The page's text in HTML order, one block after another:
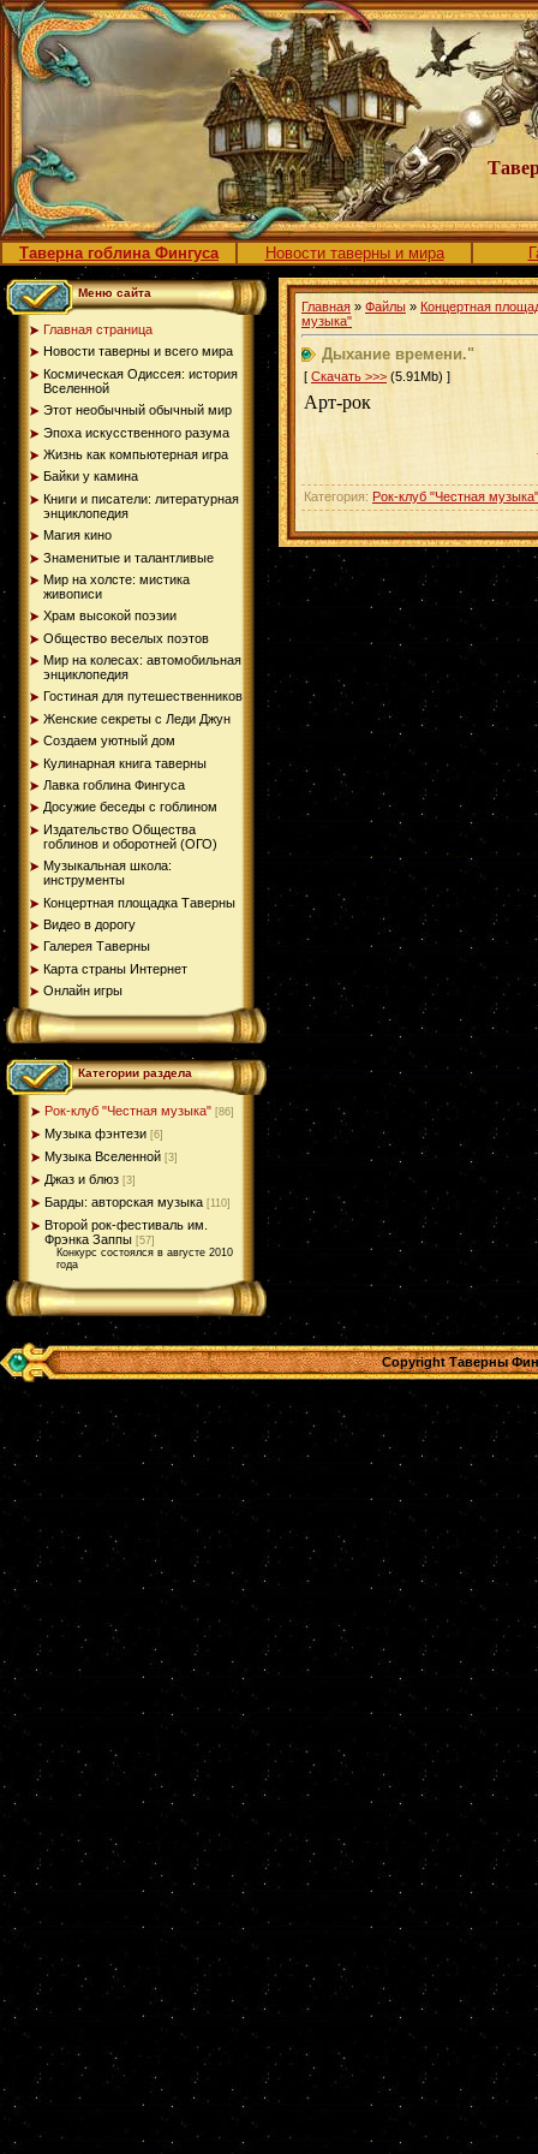
Таверна гоблина Фингуса Новости таверны и мира
Меню сайта
Главная страница
Новости таверны и всего мира
Космическая Одиссея: история
Вселенной
Этот необычный обычный мир
Эпоха искусственного разума
Жизнь как компьютерная игра
Байки у камина
Книги и писатели: литературная
энциклопедия
Магия кино
Знаменитые и талантливые
Мир на холсте: мистика
живописи
Храм высокой поэзии
Общество веселых поэтов
Мир на колесах: автомобильная
энциклопедия
Гостиная для путешественников
Женские секреты с Леди Джун
Создаем уютный дом
Кулинарная книга таверны
Лавка гоблина Фингуса
Досужие беседы с гоблином
Издательство Общества
гоблинов и оборотней (ОГО)
Музыкальная школа:
инструменты
Концертная площадка Таверны
Видео в дорогу
Галерея Таверны
Карта страны Интернет
Онлайн игры
Категории раздела
Рок-клуб "Честная музыка" [86]
Музыка фэнтези [6]
Музыка Вселенной [3]
Джаз и блюз [3]
Барды: авторская музыка [110]
Второй рок-фестиваль им.
Фрэнка Заппы [57]
Конкурс состоялся в августе 2010
года
Главная » Файлы » Концертная
музыка"
Дыхание времени."
[ Скачать >>> (5.91Mb) ]
Арт-рок
Категория: Рок-клуб "Честная музыка"
Copyright Таверны